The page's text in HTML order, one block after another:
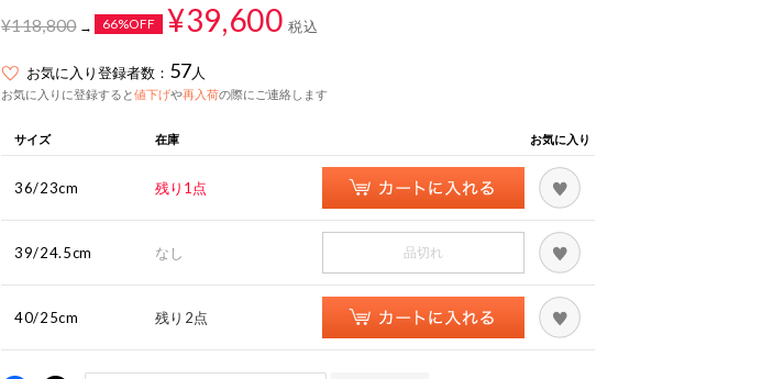
¥118,800→ 66%OFF ¥39,600 税込
お気に入り登録者数： 57人
お気に入りに登録すると値下げや再入荷の際にご連絡します
サイズ 在庫 お気に入り
36/23cm 残り1点
39/24.5cm なし 品切れ
40/25cm 残り2点